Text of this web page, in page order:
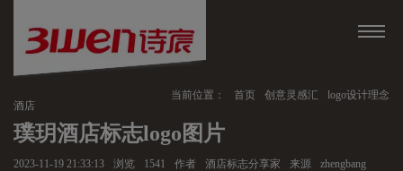
当前位置： 首页 创意灵感汇
logo设计理念
酒店
璞玥酒店标志logo图片
2023-11-19 21:33:13 浏览 1541 作者 酒店标志分享家 来源 zhengbang